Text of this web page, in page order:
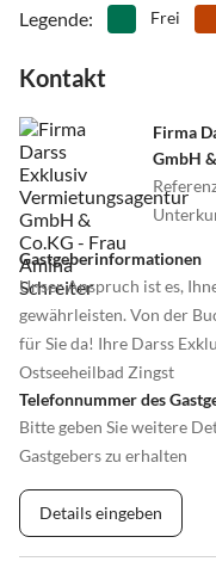
Legende: Frei
Kontakt
Firma
GmbH
Gastgeberinformationen
Unser Anspruch ist es,
gewährleisten. Von der
für Sie da! Ihre Darss
Ostseeheilbad Zingst
Telefonnummer des
Bitte geben Sie weitere
Gastgebers zu erhalten
Details eingeben